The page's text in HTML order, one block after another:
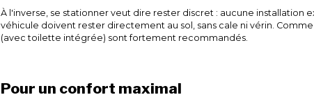
À l'inverse, se stationner veut dire rester discret : aucune installation
véhicule doivent rester directement au sol, sans cale ni vérin.
(avec toilette intégrée) sont fortement recommandés.
Pour un confort maximal